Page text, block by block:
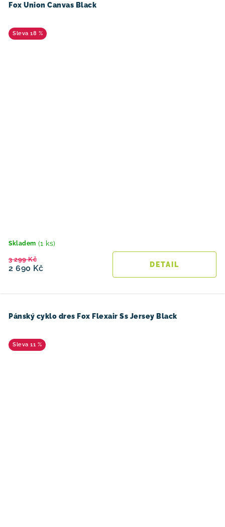
Fox Union Canvas Black
18 %
Skladem (1 ks)
2 690 Kč
3 299 Kč
Pánský cyklo dres Fox Flexair Ss Jersey Black
11 %